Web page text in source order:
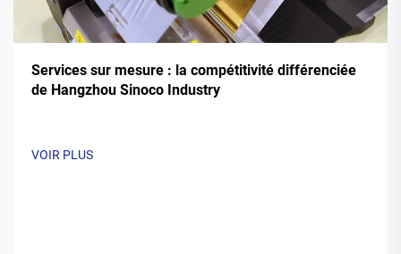
Services sur mesure : la compétitivité différenciée
de Hangzhou Sinoco Industry
VOIR PLUS